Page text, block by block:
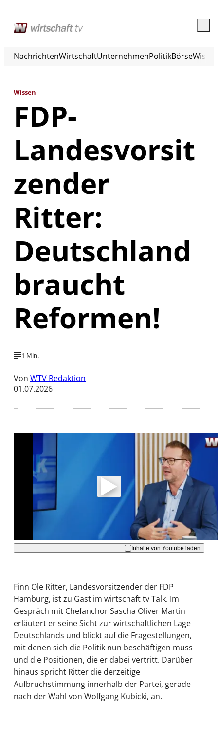
NachrichtenWirtschaftUnternehmenPolitikBörse
Wissen
FDP-
Landesvorsit
zender
Ritter:
Deutschland
braucht
Reformen!
1 Min.
Von WTV Redaktion
01.07.2026
Mit der Wiedergabe dieses Videos werden
Daten an Youtube übertragen.
Hinweise dazu erhalten Sie in derDatenschutzerklärung
Akzeptieren
Inhalte von Youtube laden
Finn Ole Ritter, Landesvorsitzender der FDP
Hamburg, ist zu Gast im wirtschaft tv Talk. Im
Gespräch mit Chefanchor Sascha Oliver Martin
erläutert er seine Sicht zur wirtschaftlichen Lage
Deutschlands und blickt auf die Fragestellungen,
mit denen sich die Politik nun beschäftigen muss
und die Positionen, die er dabei vertritt. Darüber
hinaus spricht Ritter die derzeitige
Aufbruchstimmung innerhalb der Partei, gerade
nach der Wahl von Wolfgang Kubicki, an.